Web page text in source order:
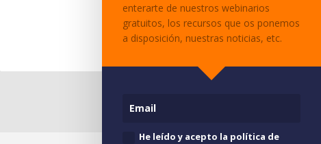
enterarte de nuestros webinarios
gratuitos, los recursos que os ponemos
a disposición, nuestras noticias, etc.
He leído y acepto la política de